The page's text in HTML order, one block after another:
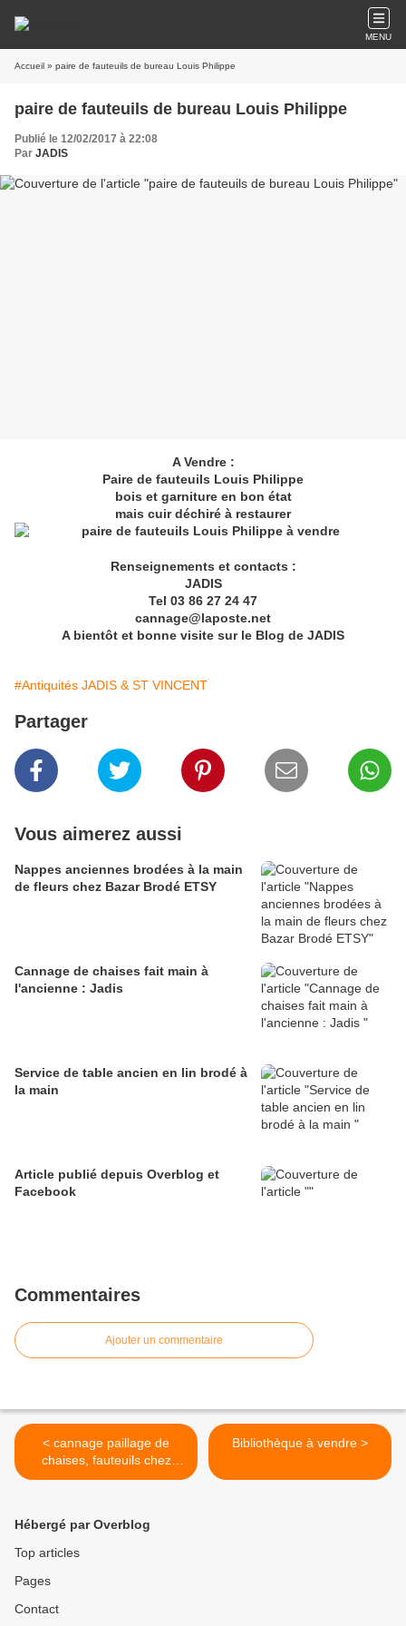
MENU
Accueil » paire de fauteuils de bureau Louis Philippe
paire de fauteuils de bureau Louis Philippe
Publié le 12/02/2017 à 22:08
Par JADIS
A Vendre :
Paire de fauteuils Louis Philippe
bois et garniture en bon état
mais cuir déchiré à restaurer
Renseignements et contacts :
JADIS
Tel 03 86 27 24 47
cannage@laposte.net
​​​​​​​A bientôt et bonne visite sur le Blog de JADIS
#Antiquités JADIS & ST VINCENT
Partager
Vous aimerez aussi
Nappes anciennes brodées à la main
de fleurs chez Bazar Brodé ETSY
Cannage de chaises fait main à
l'ancienne : Jadis
Service de table ancien en lin brodé à
la main
Article publié depuis Overblog et
Facebook
Commentaires
Ajouter un commentaire
< cannage paillage de
chaises, fauteuils chez
Jadis
Bibliothèque à vendre >
Hébergé par Overblog
Top articles
Pages
Contact